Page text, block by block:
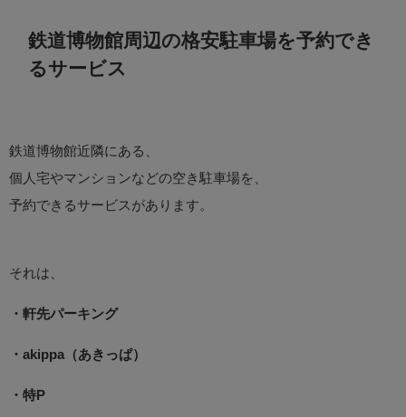
鉄道博物館周辺の格安駐車場を予約でき
るサービス
鉄道博物館近隣にある、
個人宅やマンションなどの空き駐車場を、
予約できるサービスがあります。
それは、
・軒先パーキング
・akippa（あきっぱ）
・特P